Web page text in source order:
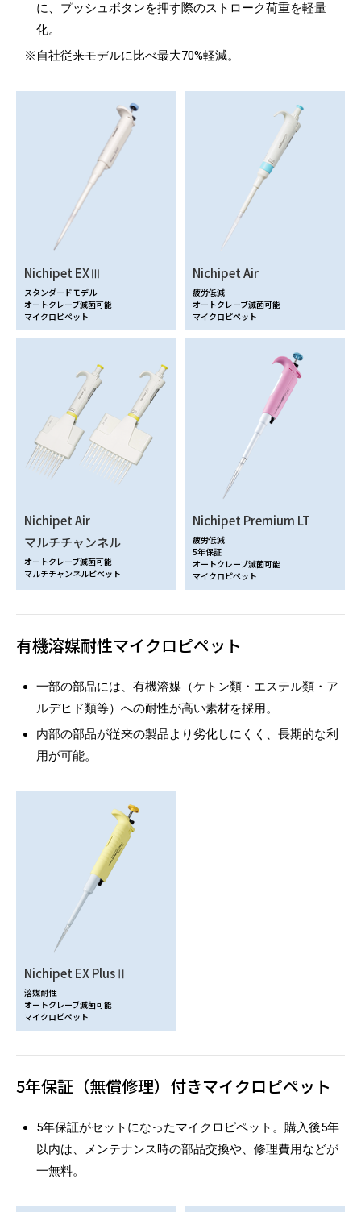
に、プッシュボタンを押す際のストローク荷重を軽量
化。
※自社従来モデルに比べ最大70%軽減。
Nichipet EXⅢ
スタンダードモデル
オートクレーブ滅菌可能
マイクロピペット
Nichipet Air
疲労低減
オートクレーブ滅菌可能
マイクロピペット
Nichipet Air
マルチチャンネル
オートクレーブ滅菌可能
マルチチャンネルピペット
Nichipet Premium LT
疲労低減
5年保証
オートクレーブ滅菌可能
マイクロピペット
有機溶媒耐性マイクロピペット
一部の部品には、有機溶媒（ケトン類・エステル類・ア
ルデヒド類等）への耐性が高い素材を採用。
内部の部品が従来の製品より劣化しにくく、長期的な利
用が可能。
Nichipet EX PlusⅡ
溶媒耐性
オートクレーブ滅菌可能
マイクロピペット
5年保証（無償修理）付きマイクロピペット
5年保証がセットになったマイクロピペット。購入後5年
以内は、メンテナンス時の部品交換や、修理費用などが
一無料。